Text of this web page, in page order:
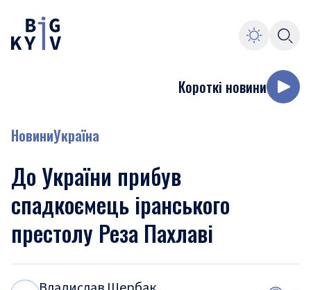
Короткі новини
НовиниУкраїна
До України прибув
спадкоємець іранського
престолу Реза Пахлаві